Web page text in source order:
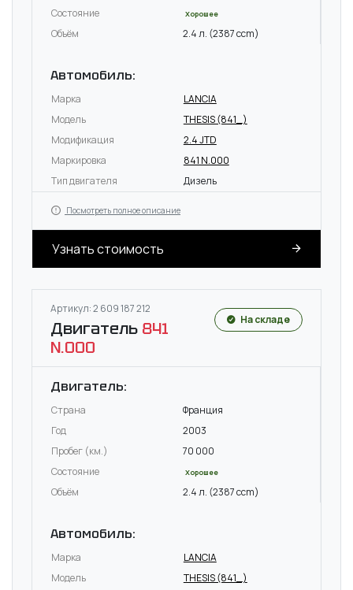
Состояние
Хорошее
Объём 2.4 л. (2387 ccm)
Автомобиль:
Марка
LANCIA
Модель
THESIS (841_)
Модификация
2.4 JTD
Маркировка
841 N.000
Тип двигателя
Дизель
Посмотреть полное описание
Узнать стоимость
Артикул: 2 609 187 212
Двигатель 841
N.000
На складе
Двигатель:
Страна
Франция
Год
2003
Пробег (км.)
70 000
Состояние
Хорошее
Объём 2.4 л. (2387 ccm)
Автомобиль:
Марка
LANCIA
Модель
THESIS (841_)